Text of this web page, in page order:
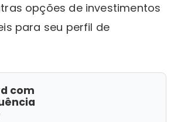
opções de investimentos
para seu perfil de
com